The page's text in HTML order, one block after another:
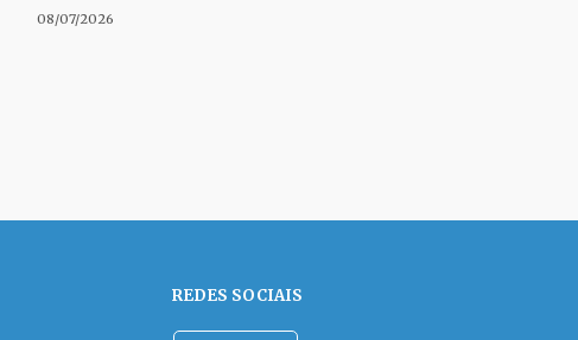
08/07/2026
REDES SOCIAIS